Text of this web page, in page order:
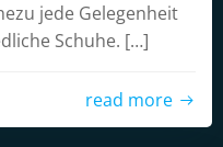
jede Gelegenheit
Schuhe. […]
read more